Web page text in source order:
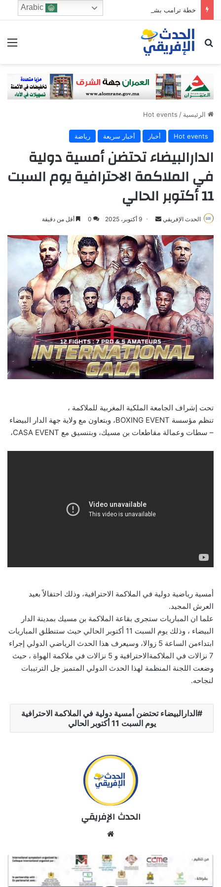
خطة ترامب بشأن غزة تضع نتانياهو أمام معادلة سياسية معقدة قبيل الانتخابات
ابحث عن
الرئيسية /
Hot events
Hot events أخبار أخبار سريعة رياضة
الدارالبيضاء تحتضن أمسية دولية
في الملاكمة الاحترافية يوم السبت
11 أكتوبر الحالي
الحدث الإفريقي
Send
email
9 أكتوبر، 2025 0 أقل من دقيقة
تحت إشراف الجامعة الملكية المغربية للملاكمة ،
تنظم مؤسسة BOXING EVENT، وبتعاون مع ولاية جهة الدار البيضاء
– سطات وعمالة مقاطعات بن مسيك، وبتنسيق مع CASA EVENT،
أمسية رياضية دولية في الملاكمة الاحترافية، وذلك احتفالاً بعيد
العرش المجيد.
علما ان المباريات ستجرى بقاعة الملاكمة بن مسيك بمدينة الدار
البيضاء ، وذلك يوم السبت 11 أكتوبر الحالي حيث ستنطلق المباريات
ابتداءمن الساعة 5 زوالا، وسيعرف هذا الحدث الرياضي الدولي إجراء
7 نزالات في الملاكمةالاحترافية و 5 نزالات في ملاكمة الهواة ، حيث
وضعت اللجنة المنظمة لهذا الحدث الدولي المتميز جل الترتيبات
لنجاحه.
الدارالبيضاء تحتضن أمسية دولية في الملاكمة الاحترافية
يوم السبت 11 أكتوبر الحالي
الحدث الإفريقي
وجدة
الندوة
Arabic